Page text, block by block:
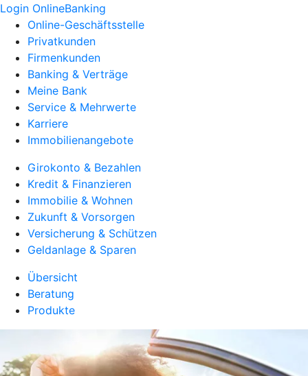
Login OnlineBanking
Online-Geschäftsstelle
Privatkunden
Firmenkunden
Banking & Verträge
Meine Bank
Service & Mehrwerte
Karriere
Immobilienangebote
Girokonto & Bezahlen
Kredit & Finanzieren
Immobilie & Wohnen
Zukunft & Vorsorgen
Versicherung & Schützen
Geldanlage & Sparen
Übersicht
Beratung
Produkte